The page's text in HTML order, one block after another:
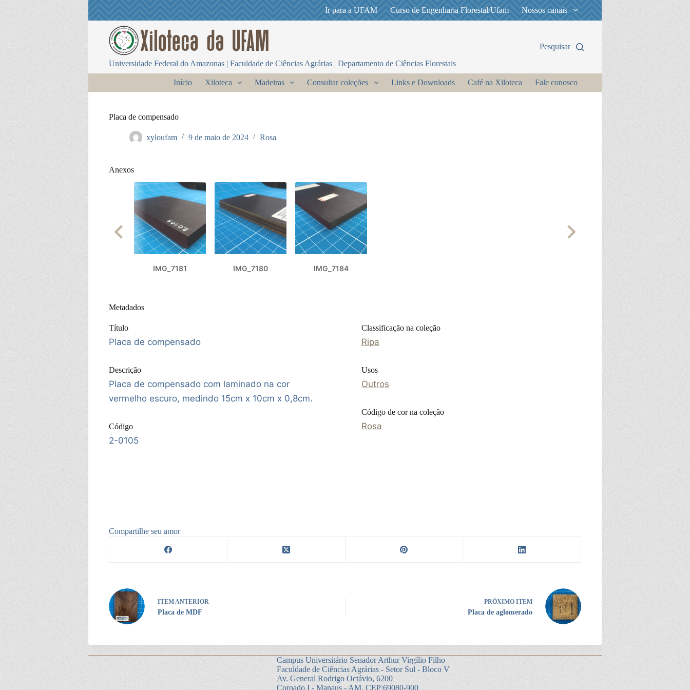
Ir para a UFAM Curso de Engenharia Florestal/Ufam Nossos canais
Universidade Federal do Amazonas | Faculdade de Ciências Agrárias | Departamento de Ciências Florestais
Pesquisar
Início Xiloteca Madeiras Consultar coleções Links e Downloads Café na Xiloteca Fale conosco
Placa de compensado
xyloufam 9 de maio de 2024 Rosa
Anexos
IMG_7181 IMG_7180 IMG_7184
Metadados
Título
Placa de compensado
Descrição
Placa de compensado com laminado na cor
vermelho escuro, medindo 15cm x 10cm x 0,8cm.
Código
2-0105
Classificação na coleção
Ripa
Usos
Outros
Código de cor na coleção
Rosa
Compartilhe seu amor
ITEM ANTERIOR
Placa de MDF
PRÓXIMO ITEM
Placa de aglomerado
Campus Universitário Senador Arthur Virgílio Filho
Faculdade de Ciências Agrárias - Setor Sul - Bloco V
Av. General Rodrigo Octávio, 6200
Coroado I - Manaus - AM. CEP:69080-900